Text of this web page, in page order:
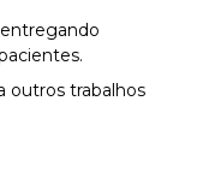
entregando
outros trabalhos